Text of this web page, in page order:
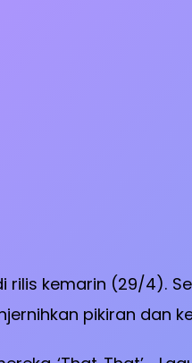
rilis kemarin (29/4).
pikiran dan